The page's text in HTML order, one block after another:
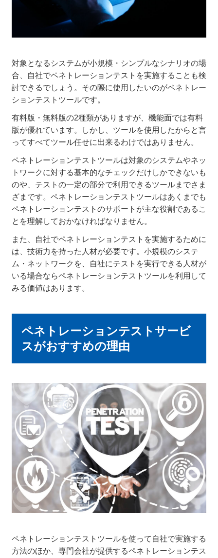
対象となるシステムが小規模・シンプルなシナリオの場
合、自社でペネトレーションテストを実施することも検
討できるでしょう。その際に使用したいのがペネトレー
ションテストツールです。
有料版・無料版の2種類がありますが、機能面では有料
版が優れています。しかし、ツールを使用したからと言
ってすべてツール任せに出来るわけではありません。
ペネトレーションテストツールは対象のシステムやネッ
トワークに対する基本的なチェックだけしかできないも
のや、テストの一定の部分で利用できるツールまでさま
ざまです。ペネトレーションテストツールはあくまでも
ペネトレーションテストのサポートが主な役割であるこ
とを理解しておかなければなりません。
また、自社でペネトレーションテストを実施するために
は、技術力を持った人材が必要です。小規模のシステ
ム・ネットワークを、自社にテストを実行できる人材が
いる場合ならペネトレーションテストツールを利用して
みる価値はあります。
ペネトレーションテストサービ
スがおすすめの理由
ペネトレーションテストツールを使って自社で実施する
方法のほか、専門会社が提供するペネトレーションテス